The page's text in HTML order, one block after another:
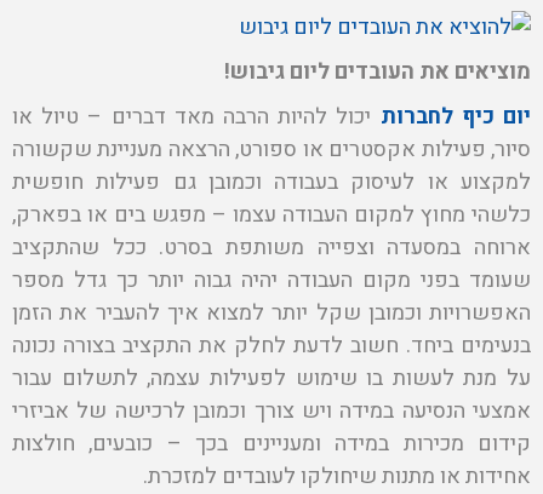
מוציאים את העובדים ליום גיבוש!
יום כיף לחברות יכול להיות הרבה מאד דברים – טיול או
סיור, פעילות אקסטרים או ספורט, הרצאה מעניינת שקשורה
למקצוע או לעיסוק בעבודה וכמובן גם פעילות חופשית
כלשהי מחוץ למקום העבודה עצמו – מפגש בים או בפארק,
ארוחה במסעדה וצפייה משותפת בסרט. ככל שהתקציב
שעומד בפני מקום העבודה יהיה גבוה יותר כך גדל מספר
האפשרויות וכמובן שקל יותר למצוא איך להעביר את הזמן
בנעימים ביחד. חשוב לדעת לחלק את התקציב בצורה נכונה
על מנת לעשות בו שימוש לפעילות עצמה, לתשלום עבור
אמצעי הנסיעה במידה ויש צורך וכמובן לרכישה של אביזרי
קידום מכירות במידה ומעניינים בכך – כובעים, חולצות
אחידות או מתנות שיחולקו לעובדים למזכרת.